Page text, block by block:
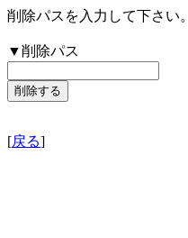
削除パスを入力して下さい。
▼削除パス
[戻る]